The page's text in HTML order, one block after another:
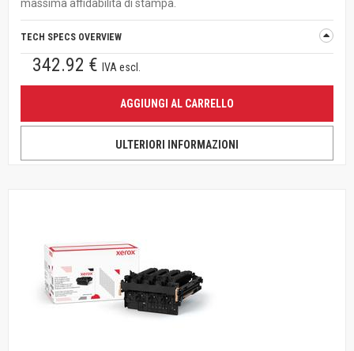
massima affidabilità di stampa.
TECH SPECS OVERVIEW
342.92 € IVA escl.
AGGIUNGI AL CARRELLO
ULTERIORI INFORMAZIONI